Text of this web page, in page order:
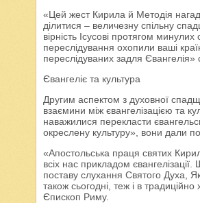
«Цей жест Кирила й Методія
ділитися – величезну спільну
вірність Ісусові протягом
переслідування охопили ваші
переслідуваних задля Євангелія»
Євангеліє та культура
Другим аспектом з духовної
взаємини між євангелізацією та
наважилися перекласти
окреслену культуру», вони дали
«Апостольська праця святих
всіх нас прикладом
поставу слухання Святого Духа,
також сьогодні, теж і в
Єпископ Риму.